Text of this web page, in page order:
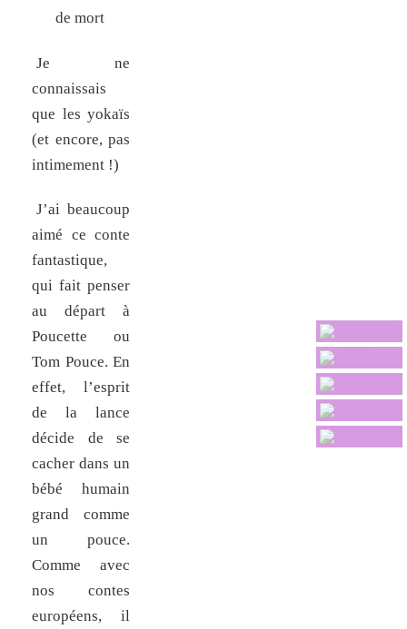
de mort
Je ne
connaissais
que les yokaïs
(et encore, pas
intimement !)
J’ai beaucoup
aimé ce conte
fantastique,
qui fait penser
au départ à
Poucette ou
Tom Pouce. En
effet, l’esprit
de la lance
décide de se
cacher dans un
bébé humain
grand comme
un pouce.
Comme avec
nos contes
européens, il